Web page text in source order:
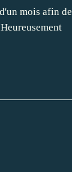
mois afin de